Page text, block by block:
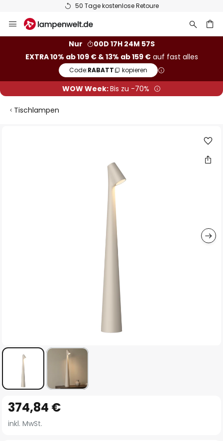
50 Tage kostenlose Retoure
Inhalt
Nur
00D 17H 24M 56S
EXTRA 10% ab 109 € & 13% ab 159 €auf fast alles
Code:RABATT kopieren
WOW Week:Bis zu -70%
Tischlampen
Anfang
der
374,84 €
inkl. MwSt.